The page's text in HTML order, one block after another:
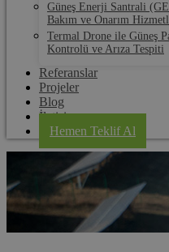
Güneş Enerji Santrali
Bakım ve Onarım
Termal Drone ile Güneş
Kontrolü ve Arıza Tespiti
Referanslar
Projeler
Blog
İletişim
Hemen Teklif Al